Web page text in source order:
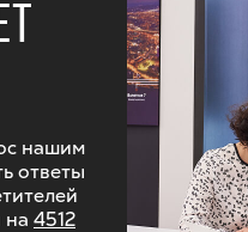
нашим
ответы
на 4512